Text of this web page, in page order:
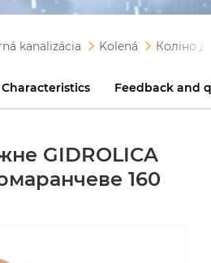
kanalizácia Kolená Коліно
Characteristics Feedback and
GIDROLICA
160